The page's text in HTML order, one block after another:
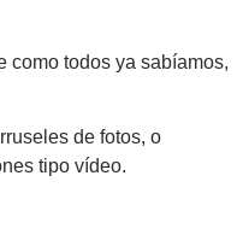
como todos ya sabíamos,
de fotos, o
tipo vídeo.